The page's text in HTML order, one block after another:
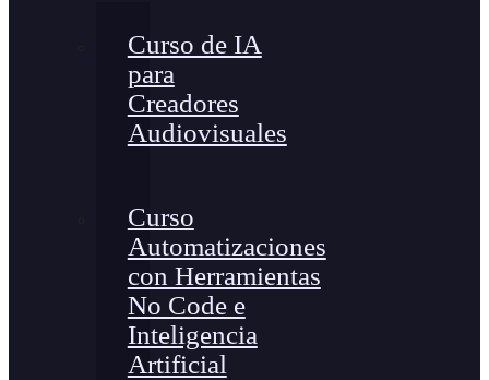
Curso de IA
para
Creadores
Audiovisuales
Curso
Automatizaciones
con Herramientas
No Code e
Inteligencia
Artificial